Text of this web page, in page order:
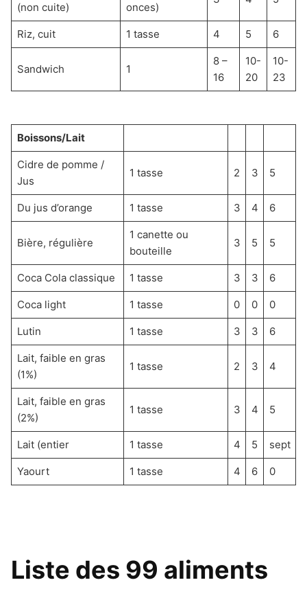
(non cuite) onces)
Riz, cuit 1 tasse 4 5 6
Sandwich 1
8 –
16
10-
20
10-
23
Boissons/Lait
Cidre de pomme /
Jus
1 tasse 2 3 5
Du jus d’orange 1 tasse 3 4 6
Bière, régulière
1 canette ou
bouteille
3 5 5
Coca Cola classique 1 tasse 3 3 6
Coca light 1 tasse 0 0 0
Lutin 1 tasse 3 3 6
Lait, faible en gras
(1%)
1 tasse 2 3 4
Lait, faible en gras
(2%)
1 tasse 3 4 5
Lait (entier 1 tasse 4 5 sept
Yaourt 1 tasse 4 6 0
Liste des 99 aliments